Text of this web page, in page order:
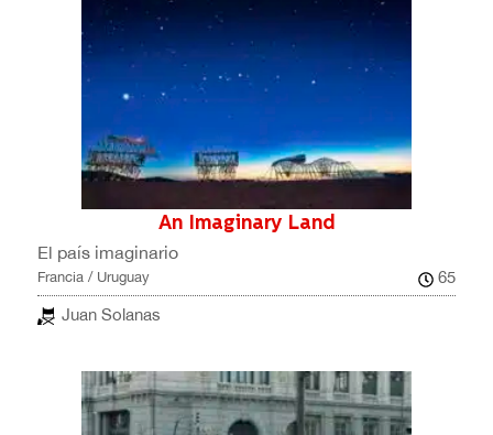
An Imaginary Land
El país imaginario
Francia / Uruguay
65
Juan Solanas